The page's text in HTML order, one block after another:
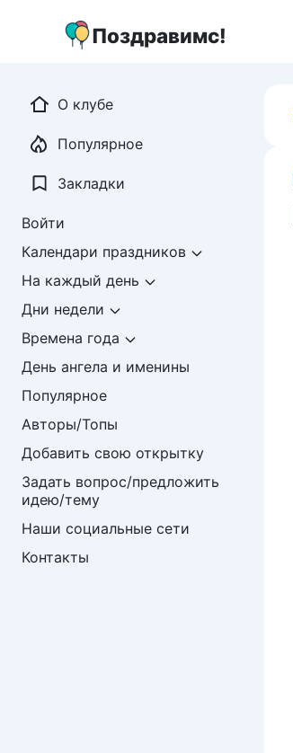
Поздравимс!
О клубе
Популярное
Закладки
Войти
Календари праздников
На каждый день
Дни недели
Времена года
День ангела и именины
Популярное
Авторы/Топы
Добавить свою открытку
Задать вопрос/предложить
идею/тему
Наши социальные сети
Контакты